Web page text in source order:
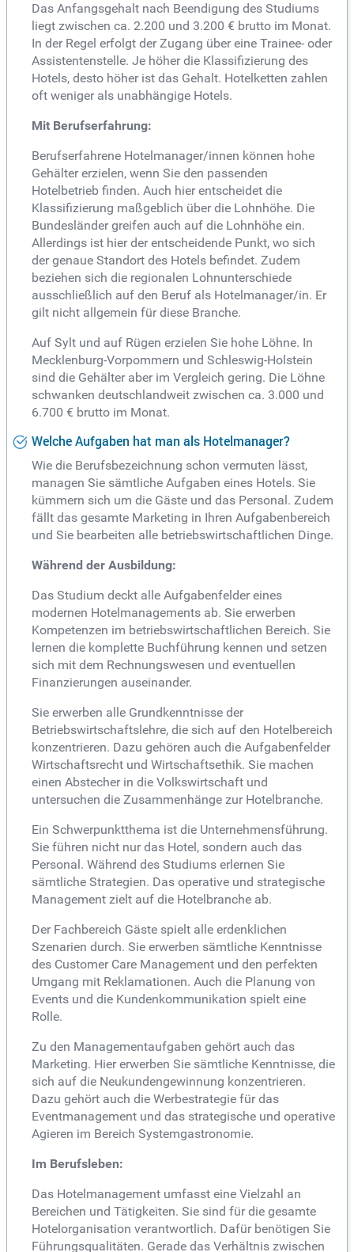
Das Anfangsgehalt nach Beendigung des Studiums
liegt zwischen ca. 2.200 und 3.200 € brutto im Monat.
In der Regel erfolgt der Zugang über eine Trainee- oder
Assistentenstelle. Je höher die Klassifizierung des
Hotels, desto höher ist das Gehalt. Hotelketten zahlen
oft weniger als unabhängige Hotels.
Mit Berufserfahrung:
Berufserfahrene Hotelmanager/innen können hohe
Gehälter erzielen, wenn Sie den passenden
Hotelbetrieb finden. Auch hier entscheidet die
Klassifizierung maßgeblich über die Lohnhöhe. Die
Bundesländer greifen auch auf die Lohnhöhe ein.
Allerdings ist hier der entscheidende Punkt, wo sich
der genaue Standort des Hotels befindet. Zudem
beziehen sich die regionalen Lohnunterschiede
ausschließlich auf den Beruf als Hotelmanager/in. Er
gilt nicht allgemein für diese Branche.
Auf Sylt und auf Rügen erzielen Sie hohe Löhne. In
Mecklenburg-Vorpommern und Schleswig-Holstein
sind die Gehälter aber im Vergleich gering. Die Löhne
schwanken deutschlandweit zwischen ca. 3.000 und
6.700 € brutto im Monat.
Welche Aufgaben hat man als Hotelmanager?
Wie die Berufsbezeichnung schon vermuten lässt,
managen Sie sämtliche Aufgaben eines Hotels. Sie
kümmern sich um die Gäste und das Personal. Zudem
fällt das gesamte Marketing in Ihren Aufgabenbereich
und Sie bearbeiten alle betriebswirtschaftlichen Dinge.
Während der Ausbildung:
Das Studium deckt alle Aufgabenfelder eines
modernen Hotelmanagements ab. Sie erwerben
Kompetenzen im betriebswirtschaftlichen Bereich. Sie
lernen die komplette Buchführung kennen und setzen
sich mit dem Rechnungswesen und eventuellen
Finanzierungen auseinander.
Sie erwerben alle Grundkenntnisse der
Betriebswirtschaftslehre, die sich auf den Hotelbereich
konzentrieren. Dazu gehören auch die Aufgabenfelder
Wirtschaftsrecht und Wirtschaftsethik. Sie machen
einen Abstecher in die Volkswirtschaft und
untersuchen die Zusammenhänge zur Hotelbranche.
Ein Schwerpunktthema ist die Unternehmensführung.
Sie führen nicht nur das Hotel, sondern auch das
Personal. Während des Studiums erlernen Sie
sämtliche Strategien. Das operative und strategische
Management zielt auf die Hotelbranche ab.
Der Fachbereich Gäste spielt alle erdenklichen
Szenarien durch. Sie erwerben sämtliche Kenntnisse
des Customer Care Management und den perfekten
Umgang mit Reklamationen. Auch die Planung von
Events und die Kundenkommunikation spielt eine
Rolle.
Zu den Managementaufgaben gehört auch das
Marketing. Hier erwerben Sie sämtliche Kenntnisse, die
sich auf die Neukundengewinnung konzentrieren.
Dazu gehört auch die Werbestrategie für das
Eventmanagement und das strategische und operative
Agieren im Bereich Systemgastronomie.
Im Berufsleben:
Das Hotelmanagement umfasst eine Vielzahl an
Bereichen und Tätigkeiten. Sie sind für die gesamte
Hotelorganisation verantwortlich. Dafür benötigen Sie
Führungsqualitäten. Gerade das Verhältnis zwischen